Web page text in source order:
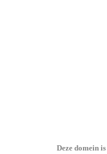
Deze domein